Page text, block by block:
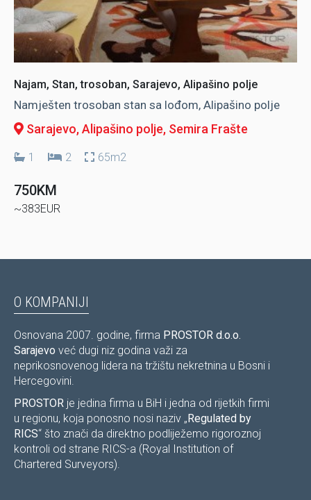
Najam, Stan, trosoban, Sarajevo, Alipašino polje
Namješten trosoban stan sa lođom, Alipašino polje
Sarajevo, Alipašino polje, Semira Frašte
1 2 65m2
750KM
~383EUR
O KOMPANIJI
Osnovana 2007. godine, firma PROSTOR d.o.o.
Sarajevo već dugi niz godina važi za
neprikosnovenog lidera na tržištu nekretnina u Bosni i
Hercegovini.
PROSTOR je jedina firma u BiH i jedna od rijetkih firmi
u regionu, koja ponosno nosi naziv „Regulated by
RICS“ što znači da direktno podliježemo rigoroznoj
kontroli od strane RICS-a (Royal Institution of
Chartered Surveyors).